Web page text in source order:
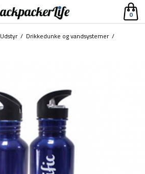
0
Udstyr/ Drikkedunke og vandsystemer/